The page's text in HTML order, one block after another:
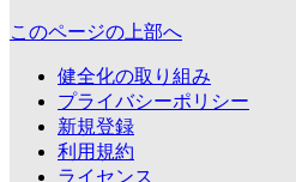
このページの上部へ
健全化の取り組み
プライバシーポリシー
新規登録
利用規約
ライセンス